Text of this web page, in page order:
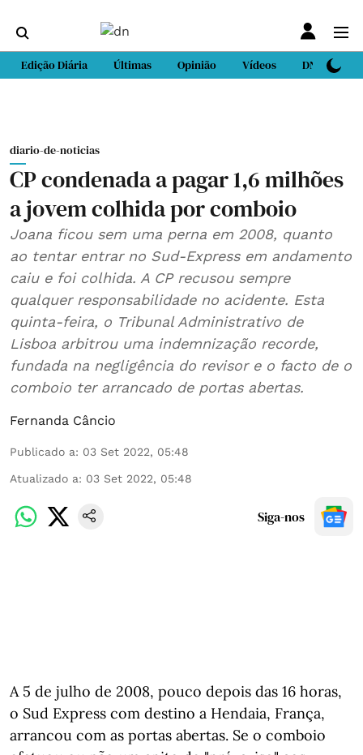
Edição Diária Últimas Opinião Vídeos DN Sport
diario-de-noticias
CP condenada a pagar 1,6 milhões
a jovem colhida por comboio
Joana ficou sem uma perna em 2008, quanto
ao tentar entrar no Sud-Express em andamento
caiu e foi colhida. A CP recusou sempre
qualquer responsabilidade no acidente. Esta
quinta-feira, o Tribunal Administrativo de
Lisboa arbitrou uma indemnização recorde,
fundada na negligência do revisor e o facto de o
comboio ter arrancado de portas abertas.
Fernanda Câncio
Publicado a: 03 Set 2022, 05:48
Atualizado a: 03 Set 2022, 05:48
Siga-nos
A 5 de julho de 2008, pouco depois das 16 horas,
o Sud Express com destino a Hendaia, França,
arrancou com as portas abertas. Se o comboio